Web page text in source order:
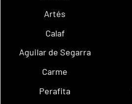
Artés
Calaf
Aguilar de Segarra
Carme
Perafita